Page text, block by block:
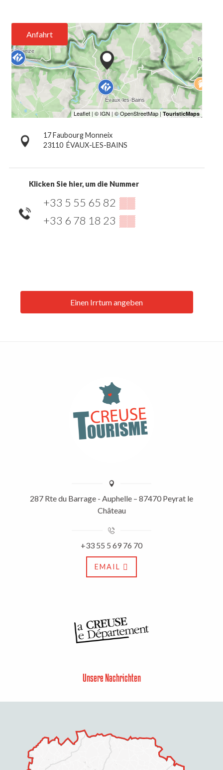
Anfahrt
17 Faubourg Monneix
23110 ÉVAUX-LES-BAINS
Klicken Sie hier, um die Nummer
+33 5 55 65 82 ▒▒
+33 6 78 18 23 ▒▒
Einen Irrtum angeben
287 Rte du Barrage - Auphelle – 87470 Peyrat le
Château
+33 55 5 69 76 70
EMAIL
Unsere Nachrichten